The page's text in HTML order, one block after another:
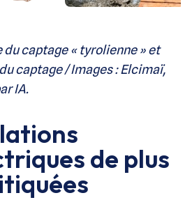
du captage « tyrolienne » et
captage / Images : Elcimaï,
IA.
de plus